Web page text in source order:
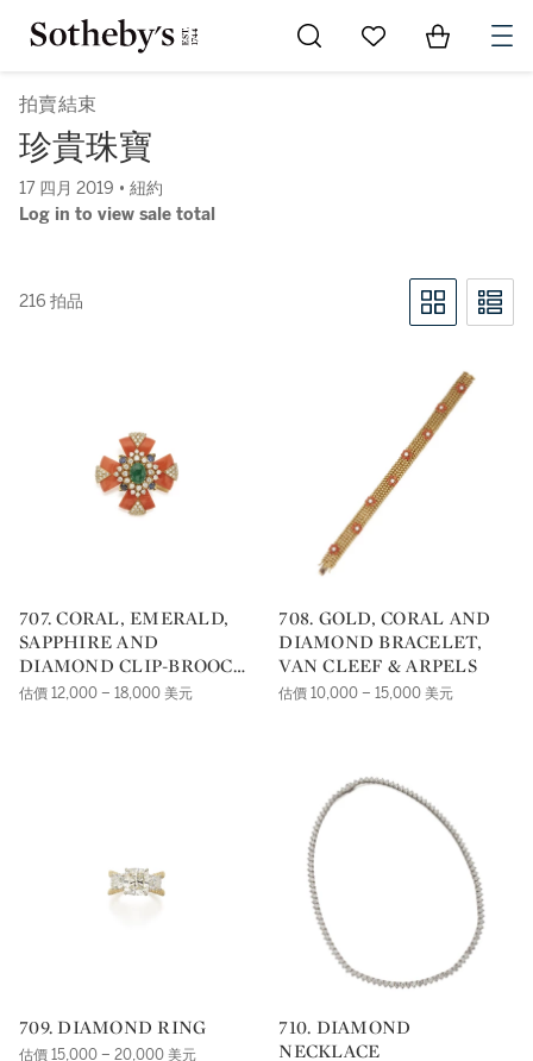
Go to My Favorites
Items in
拍賣結束
珍貴珠寶
17 四月 2019 • 紐約
Log in to view sale total
216 拍品
707. CORAL, EMERALD,
SAPPHIRE AND
DIAMOND CLIP-BROOCH,
DAVID WEBB
估價 12,000 – 18,000 美元
708. GOLD, CORAL AND
DIAMOND BRACELET,
VAN CLEEF & ARPELS
估價 10,000 – 15,000 美元
709. DIAMOND RING
估價 15,000 – 20,000 美元
710. DIAMOND
NECKLACE